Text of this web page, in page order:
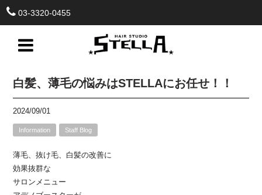
03-3320-0455
白髪、薄毛の悩みはSTELLAにお任せ！！
2024/09/01
Information Staff Blog
薄毛、抜け毛、白髪の改善に
効果抜群な
サロンメニュー